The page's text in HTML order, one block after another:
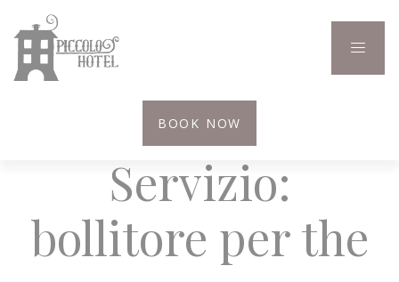
BOOK NOW
Servizio:
bollitore per the